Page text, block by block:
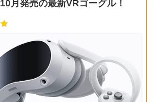
月発売の最新VRゴーグル！